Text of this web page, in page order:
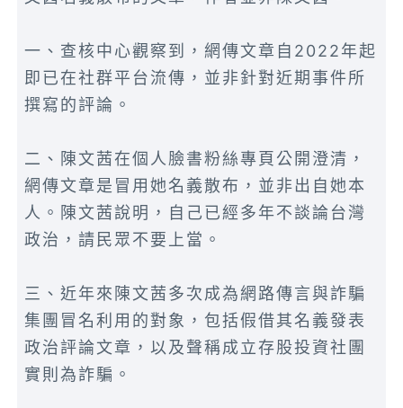
一、查核中心觀察到，網傳文章自2022年起
即已在社群平台流傳，並非針對近期事件所
撰寫的評論。
二、陳文茜在個人臉書粉絲專頁公開澄清，
網傳文章是冒用她名義散布，並非出自她本
人。陳文茜說明，自己已經多年不談論台灣
政治，請民眾不要上當。
三、近年來陳文茜多次成為網路傳言與詐騙
集團冒名利用的對象，包括假借其名義發表
政治評論文章，以及聲稱成立存股投資社團
實則為詐騙。